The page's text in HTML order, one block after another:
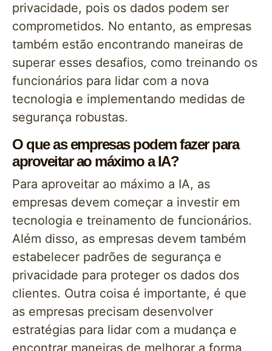
privacidade, pois os dados podem ser
comprometidos. No entanto, as empresas
também estão encontrando maneiras de
superar esses desafios, como treinando os
funcionários para lidar com a nova
tecnologia e implementando medidas de
segurança robustas.
O que as empresas podem fazer para
aproveitar ao máximo a IA?
Para aproveitar ao máximo a IA, as
empresas devem começar a investir em
tecnologia e treinamento de funcionários.
Além disso, as empresas devem também
estabelecer padrões de segurança e
privacidade para proteger os dados dos
clientes. Outra coisa é importante, é que
as empresas precisam desenvolver
estratégias para lidar com a mudança e
encontrar maneiras de melhorar a forma